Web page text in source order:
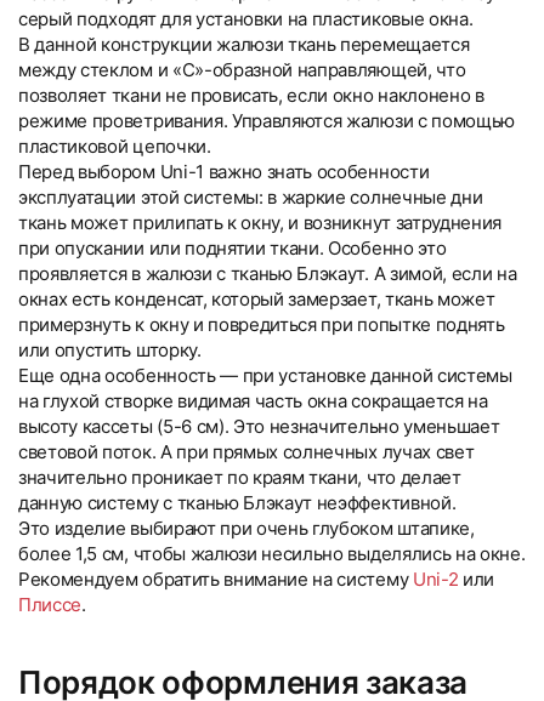
серый подходят для установки на пластиковые окна.
В данной конструкции жалюзи ткань перемещается
между стеклом и «С»-образной направляющей, что
позволяет ткани не провисать, если окно наклонено в
режиме проветривания. Управляются жалюзи с помощью
пластиковой цепочки.
Перед выбором Uni-1 важно знать особенности
эксплуатации этой системы: в жаркие солнечные дни
ткань может прилипать к окну, и возникнут затруднения
при опускании или поднятии ткани. Особенно это
проявляется в жалюзи с тканью Блэкаут. А зимой, если на
окнах есть конденсат, который замерзает, ткань может
примерзнуть к окну и повредиться при попытке поднять
или опустить шторку.
Еще одна особенность — при установке данной системы
на глухой створке видимая часть окна сокращается на
высоту кассеты (5-6 см). Это незначительно уменьшает
световой поток. А при прямых солнечных лучах свет
значительно проникает по краям ткани, что делает
данную систему с тканью Блэкаут неэффективной.
Это изделие выбирают при очень глубоком штапике,
более 1,5 см, чтобы жалюзи несильно выделялись на окне.
Рекомендуем обратить внимание на систему Uni-2 или
Плиссе.
Порядок оформления заказа